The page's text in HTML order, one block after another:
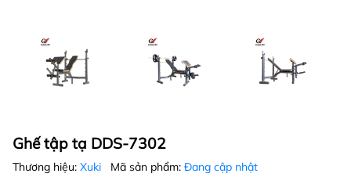
Ghế tập tạ DDS-7302
Thương hiệu: Xuki Mã sản phẩm: Đang cập nhật